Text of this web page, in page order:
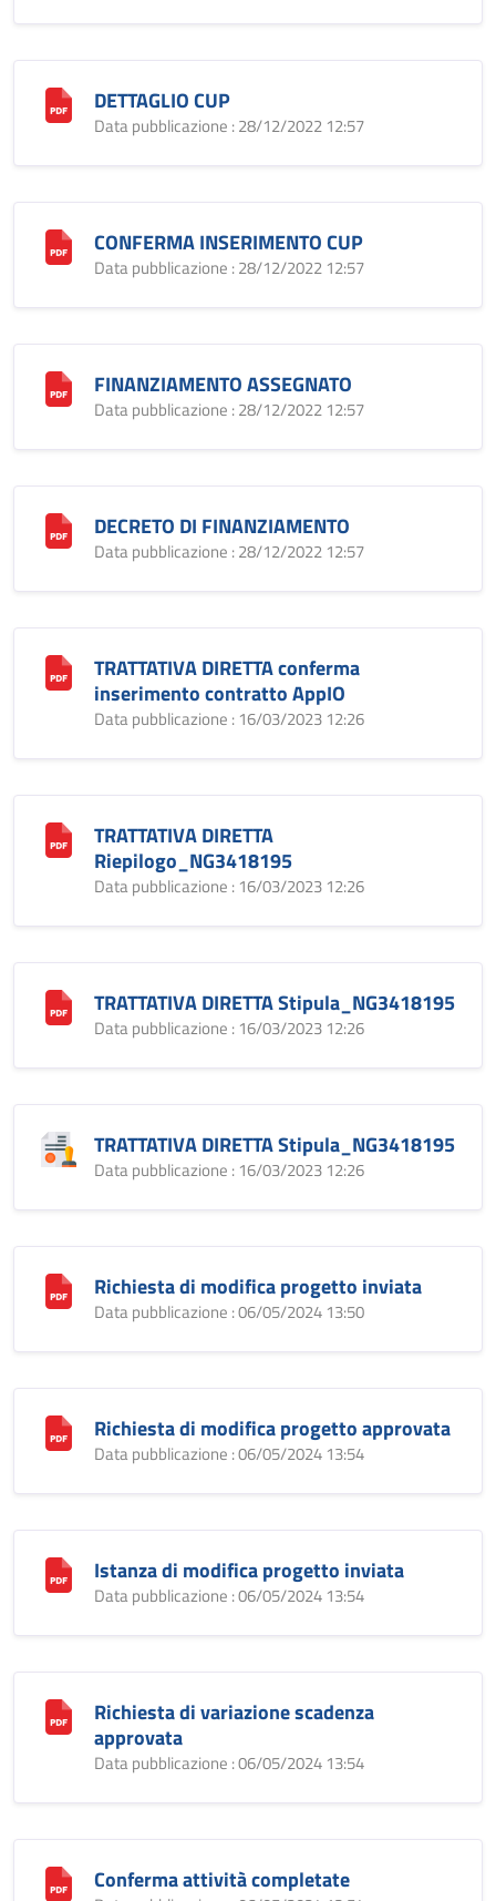
DETTAGLIO CUP
Data pubblicazione : 28/12/2022 12:57
CONFERMA INSERIMENTO CUP
Data pubblicazione : 28/12/2022 12:57
FINANZIAMENTO ASSEGNATO
Data pubblicazione : 28/12/2022 12:57
DECRETO DI FINANZIAMENTO
Data pubblicazione : 28/12/2022 12:57
TRATTATIVA DIRETTA conferma
inserimento contratto AppIO
Data pubblicazione : 16/03/2023 12:26
TRATTATIVA DIRETTA
Riepilogo_NG3418195
Data pubblicazione : 16/03/2023 12:26
TRATTATIVA DIRETTA Stipula_NG3418195
Data pubblicazione : 16/03/2023 12:26
TRATTATIVA DIRETTA Stipula_NG3418195
Data pubblicazione : 16/03/2023 12:26
Richiesta di modifica progetto inviata
Data pubblicazione : 06/05/2024 13:50
Richiesta di modifica progetto approvata
Data pubblicazione : 06/05/2024 13:54
Istanza di modifica progetto inviata
Data pubblicazione : 06/05/2024 13:54
Richiesta di variazione scadenza
approvata
Data pubblicazione : 06/05/2024 13:54
Conferma attività completate